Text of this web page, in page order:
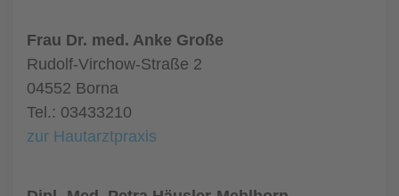
Frau Dr. med. Anke Große
Rudolf-Virchow-Straße 2
04552 Borna
Tel.: 03433210
zur Hautarztpraxis